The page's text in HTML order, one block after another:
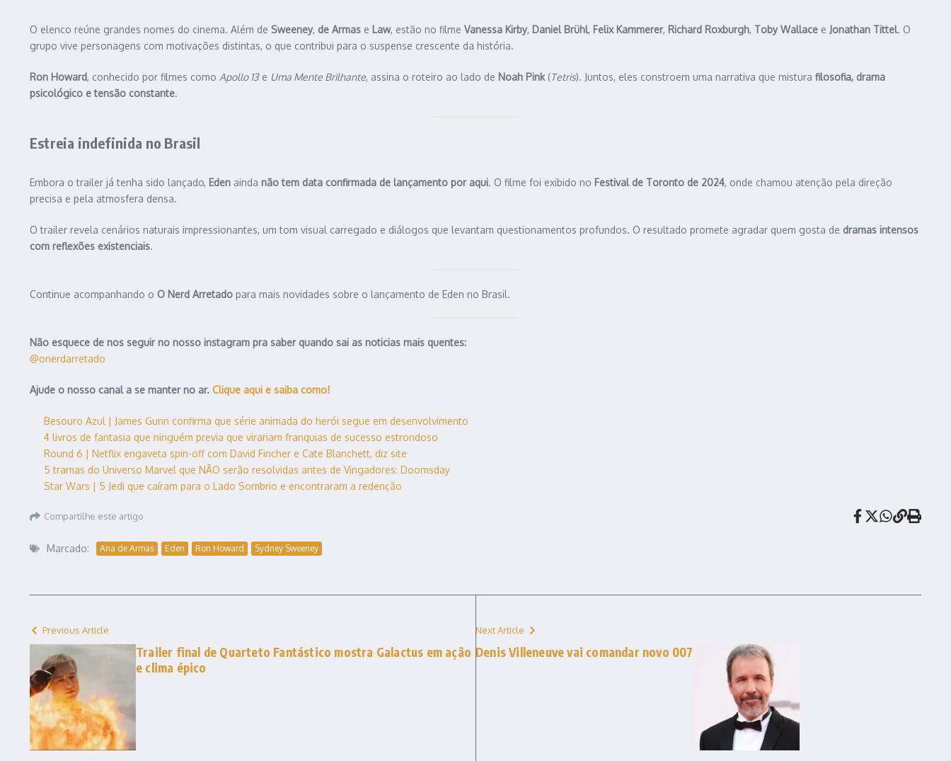
O elenco reúne grandes nomes do cinema. Além de Sweeney, de Armas e Law, estão no filme Vanessa Kirby, Daniel Brühl, Felix Kammerer, Richard Roxburgh, Toby Wallace e Jonathan Tittel. O
grupo vive personagens com motivações distintas, o que contribui para o suspense crescente da história.
Ron Howard, conhecido por filmes como Apollo 13e Uma Mente Brilhante, assina o roteiro ao lado de Noah Pink(Tetris). Juntos, eles constroem uma narrativa que mistura filosofia, drama
psicológico e tensão constante.
Estreia indefinida no Brasil
Embora o trailer já tenha sido lançado, Eden ainda não tem data confirmada de lançamento por aqui. O filme foi exibido no Festival de Toronto de 2024, onde chamou atenção pela direção
precisa e pela atmosfera densa.
O trailer revela cenários naturais impressionantes, um tom visual carregado e diálogos que levantam questionamentos profundos. O resultado promete agradar quem gosta de dramas intensos
com reflexões existenciais.
Continue acompanhando o O Nerd Arretado para mais novidades sobre o lançamento de Eden no Brasil.
Não esquece de nos seguir no nosso instagram pra saber quando sai as noticias mais quentes:
@onerdarretado
Ajude o nosso canal a se manter no ar. Clique aqui e saiba como!
Besouro Azul | James Gunn confirma que série animada do herói segue em desenvolvimento
4 livros de fantasia que ninguém previa que virariam franquias de sucesso estrondoso
Round 6 | Netflix engaveta spin-off com David Fincher e Cate Blanchett, diz site
5 tramas do Universo Marvel que NÃO serão resolvidas antes de Vingadores: Doomsday
Star Wars | 5 Jedi que caíram para o Lado Sombrio e encontraram a redenção
Compartilhe este artigo
Marcado: Ana de Armas Eden Ron Howard Sydney Sweeney
Previous Article
Trailer final de Quarteto Fantástico mostra Galactus em ação
e clima épico
Next Article
Denis Villeneuve vai comandar novo 007